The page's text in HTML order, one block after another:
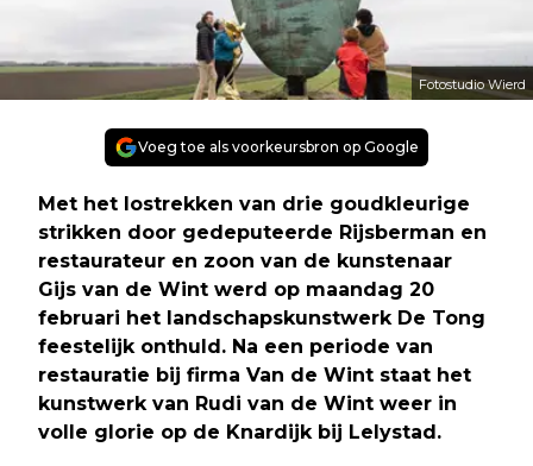
Fotostudio Wierd
Voeg toe als voorkeursbron op Google
Met het lostrekken van drie goudkleurige
strikken door gedeputeerde Rijsberman en
restaurateur en zoon van de kunstenaar
Gijs van de Wint werd op maandag 20
februari het landschapskunstwerk De Tong
feestelijk onthuld. Na een periode van
restauratie bij firma Van de Wint staat het
kunstwerk van Rudi van de Wint weer in
volle glorie op de Knardijk bij Lelystad.